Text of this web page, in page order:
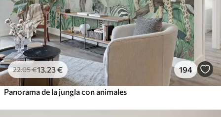
22.05€13 .23€ 194
Panorama de la jungla con animales